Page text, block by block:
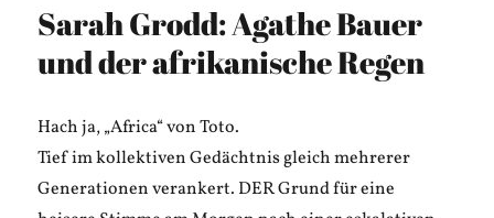
Sarah Grodd: Agathe Bauer
und der afrikanische Regen
Hach ja, „Africa“ von Toto.
Tief im kollektiven Gedächtnis gleich mehrerer
Generationen verankert. DER Grund für eine